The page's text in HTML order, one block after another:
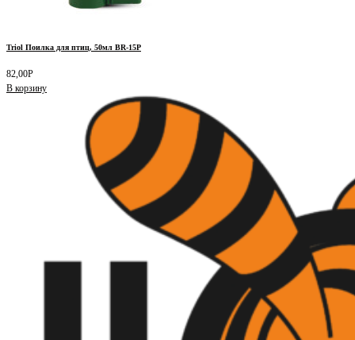
Triol Поилка для птиц, 50мл BR-15P
82,00Р
В корзину